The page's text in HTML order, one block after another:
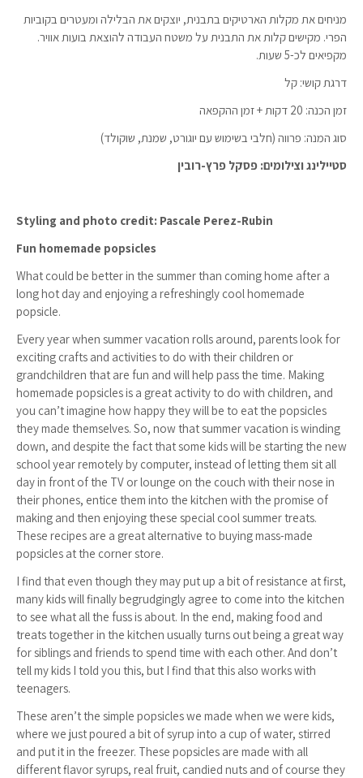
מניחים את מקלות הארטיקים בתבנית, יוצקים את הבלילה ומעטרים בקוביות
הפרי. מקישים קלות את התבנית על משטח העבודה להוצאת בועות אוויר.
מקפיאים לכ-5 שעות.
דרגת קושי: קל
זמן הכנה: 20 דקות + זמן ההקפאה
סוג המנה: פרווה (חלבי בשימוש עם יוגורט, שמנת, שוקולד)
סטיילינג וצילומים: פסקל פרץ-רובין
Styling and photo credit: Pascale Perez-Rubin
Fun homemade popsicles
What could be better in the summer than coming home after a
long hot day and enjoying a refreshingly cool homemade
popsicle.
Every year when summer vacation rolls around, parents look for
exciting crafts and activities to do with their children or
grandchildren that are fun and will help pass the time. Making
homemade popsicles is a great activity to do with children, and
you can’t imagine how happy they will be to eat the popsicles
they made themselves. So, now that summer vacation is winding
down, and despite the fact that some kids will be starting the new
school year remotely by computer, instead of letting them sit all
day in front of the TV or lounge on the couch with their nose in
their phones, entice them into the kitchen with the promise of
making and then enjoying these special cool summer treats.
These recipes are a great alternative to buying mass-made
popsicles at the corner store.
I find that even though they may put up a bit of resistance at first,
many kids will finally begrudgingly agree to come into the kitchen
to see what all the fuss is about. In the end, making food and
treats together in the kitchen usually turns out being a great way
for siblings and friends to spend time with each other. And don’t
tell my kids I told you this, but I find that this also works with
teenagers.
These aren’t the simple popsicles we made when we were kids,
where we just poured a bit of syrup into a cup of water, stirred
and put it in the freezer. These popsicles are made with all
different flavor syrups, real fruit, candied nuts and of course they